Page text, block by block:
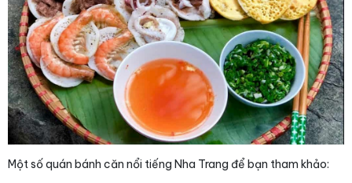
Một số quán bánh căn nổi tiếng Nha Trang để bạn tham khảo: